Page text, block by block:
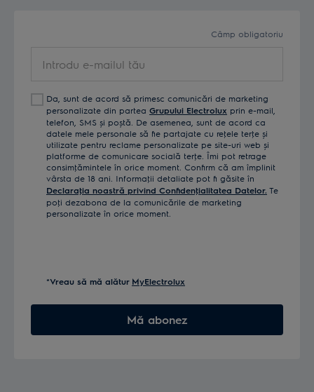
Câmp obligatoriu
Da, sunt de acord să primesc comunicări de marketing
personalizate din partea Grupului Electrolux prin e-mail,
telefon, SMS și poștă. De asemenea, sunt de acord ca
datele mele personale să fie partajate cu reţele terţe și
utilizate pentru reclame personalizate pe site-uri web și
platforme de comunicare socială terţe. Îmi pot retrage
consimţămintele în orice moment. Confirm că am împlinit
vârsta de 18 ani. Informaţii detaliate pot fi găsite în
Declaraţia noastră privind Confidenţialitatea Datelor. Te
poţi dezabona de la comunicările de marketing
personalizate în orice moment.
*Vreau să mă alătur MyElectrolux
Mă abonez